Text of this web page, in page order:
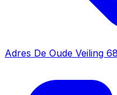
Adres De Oude Veiling